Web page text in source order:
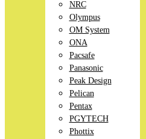
NRC
Olympus
OM System
ONA
Pacsafe
Panasonic
Peak Design
Pelican
Pentax
PGYTECH
Phottix